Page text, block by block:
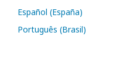
Español (España)
Português (Brasil)